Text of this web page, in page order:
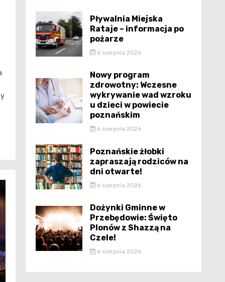
Pływalnia Miejska
Rataje – informacja po
pożarze
6 sierpnia 2026
Nowy program
zdrowotny: Wczesne
wykrywanie wad wzroku
u dzieci w powiecie
poznańskim
6 sierpnia 2026
Poznańskie żłobki
zapraszają rodziców na
dni otwarte!
6 sierpnia 2026
Dożynki Gminne w
Przebędowie: Święto
Plonów z Shazzą na
Czele!
6 sierpnia 2026